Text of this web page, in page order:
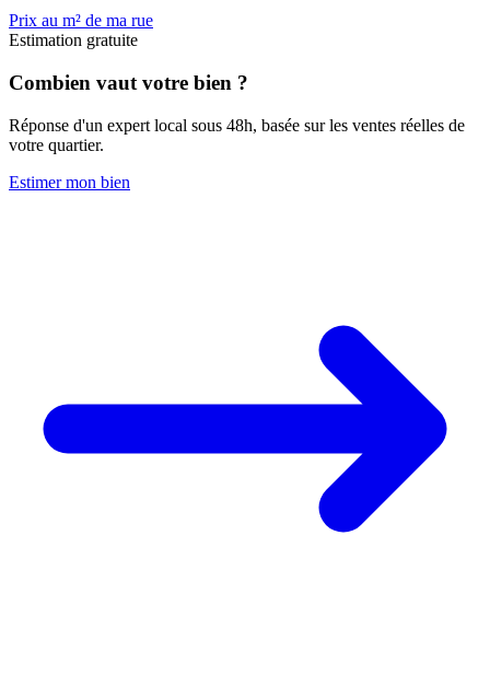
Prix au m² de ma rue
Estimation gratuite
Combien vaut votre bien ?
Réponse d'un expert local sous 48h, basée sur les ventes réelles de
votre quartier.
Estimer mon bien